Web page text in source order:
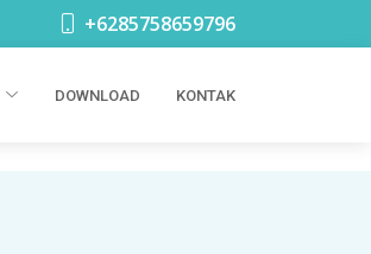
+6285758659796
DOWNLOAD KONTAK